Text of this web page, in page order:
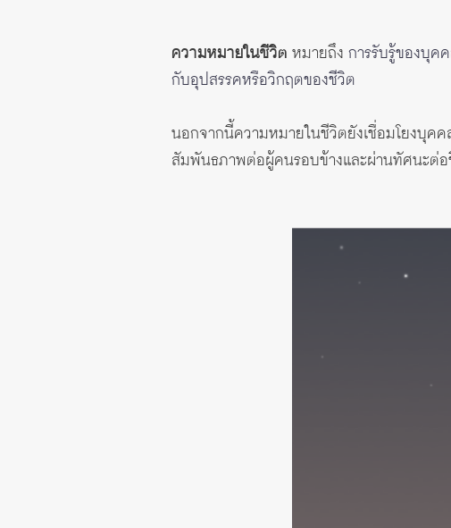
ความหมายในชีวิต หมายถึง การรับรู้ของบุค
กับอุปสรรคหรือวิกฤตของชีวิต
นอกจากนี้ความหมายในชีวิตยังเชื่อมโยงบุค
สัมพันธภาพต่อผู้คนรอบข้างและผ่านทัศนะต่อ